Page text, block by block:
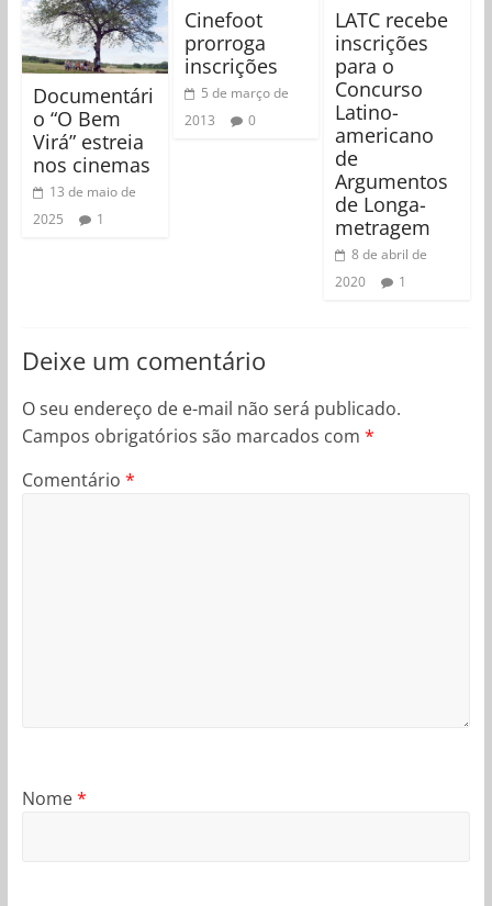
Documentári
o “O Bem
Virá” estreia
nos cinemas
13 de maio de
2025
1
Cinefoot
prorroga
inscrições
5 de março de
2013
0
LATC recebe
inscrições
para o
Concurso
Latino-
americano
de
Argumentos
de Longa-
metragem
8 de abril de
2020
1
Deixe um comentário
O seu endereço de e-mail não será publicado.
Campos obrigatórios são marcados com *
Comentário *
Nome*